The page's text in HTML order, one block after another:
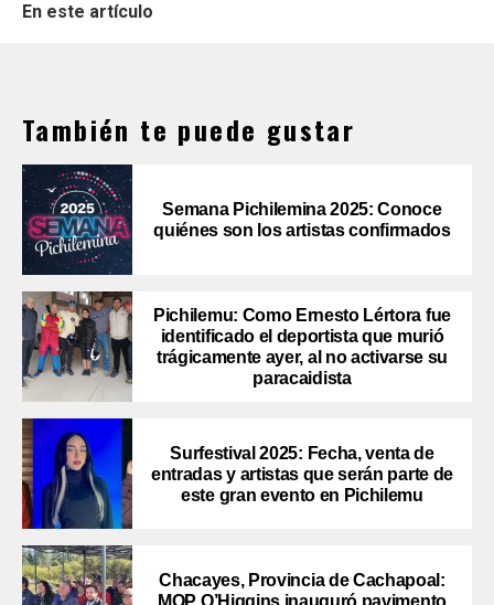
En este artículo
También te puede gustar
Semana Pichilemina 2025: Conoce
quiénes son los artistas confirmados
Pichilemu: Como Ernesto Lértora fue
identificado el deportista que murió
trágicamente ayer, al no activarse su
paracaidista
Surfestival 2025: Fecha, venta de
entradas y artistas que serán parte de
este gran evento en Pichilemu
Chacayes, Provincia de Cachapoal:
MOP O’Higgins inauguró pavimento